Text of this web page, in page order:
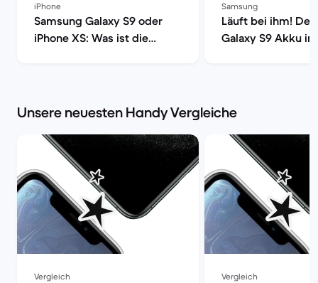
iPhone
Samsung Galaxy S9 oder
iPhone XS: Was ist die
Samsung
Läuft bei ihm! Der
Galaxy S9 Akku
Unsere neuesten Handy Vergleiche
Vergleich Vergleich